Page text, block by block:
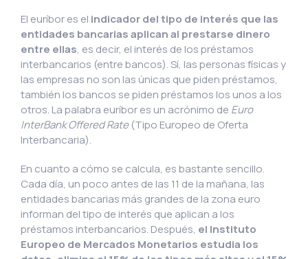
El euríbor es el indicador del tipo de interés que las
entidades bancarias aplican al prestarse dinero
entre ellas, es decir, el interés de los préstamos
interbancarios (entre bancos). Sí, las personas físicas y
las empresas no son las únicas que piden préstamos,
también los bancos se piden préstamos los unos a los
otros. La palabra euríbor es un acrónimo de Euro
InterBank Offered Rate(Tipo Europeo de Oferta
Interbancaria).
En cuanto a cómo se calcula, es bastante sencillo.
Cada día, un poco antes de las 11 de la mañana, las
entidades bancarias más grandes de la zona euro
informan del tipo de interés que aplican a los
préstamos interbancarios. Después, el Instituto
Europeo de Mercados Monetarios estudia los